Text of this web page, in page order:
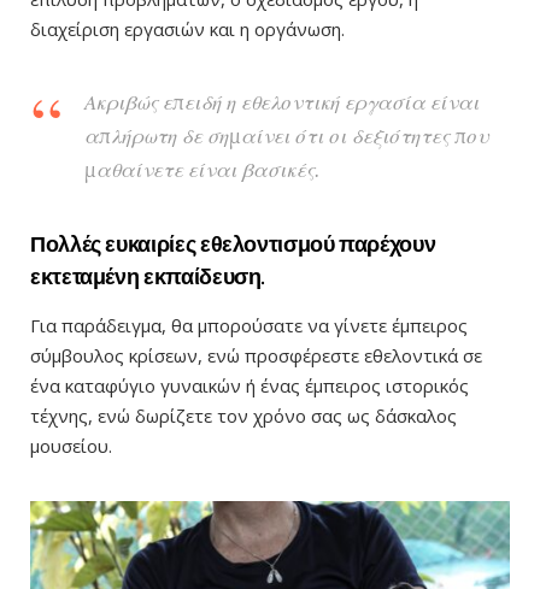
διαχείριση εργασιών και η οργάνωση.
Ακριβώς επειδή η εθελοντική εργασία είναι
απλήρωτη δε σημαίνει ότι οι δεξιότητες που
μαθαίνετε είναι βασικές.
Πολλές ευκαιρίες εθελοντισμού παρέχουν
εκτεταμένη εκπαίδευση.
Για παράδειγμα, θα μπορούσατε να γίνετε έμπειρος
σύμβουλος κρίσεων, ενώ προσφέρεστε εθελοντικά σε
ένα καταφύγιο γυναικών ή ένας έμπειρος ιστορικός
τέχνης, ενώ δωρίζετε τον χρόνο σας ως δάσκαλος
μουσείου.